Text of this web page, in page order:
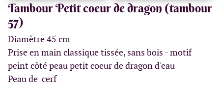
Tambour Petit coeur de dragon (tambour
57)
Diamètre 45 cm
Prise en main classique tissée, sans bois - motif
peint côté peau petit coeur de dragon d'eau
Peau de cerf